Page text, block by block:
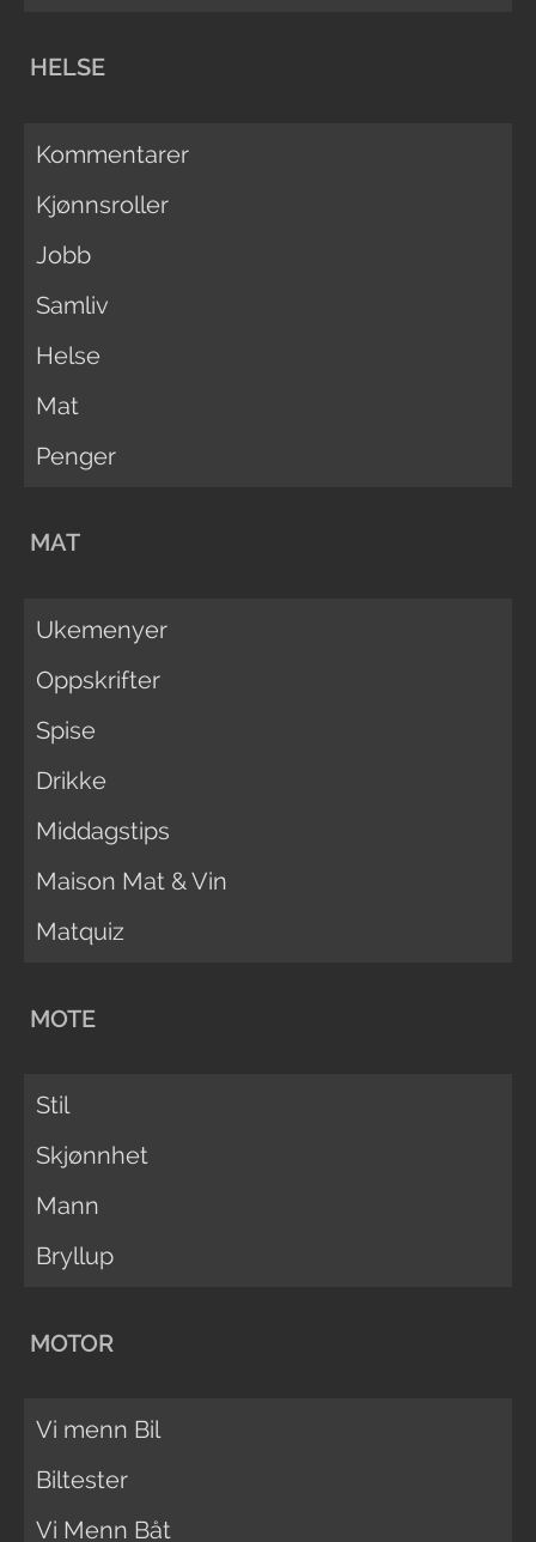
HELSE
Kommentarer
Kjønnsroller
Jobb
Samliv
Helse
Mat
Penger
MAT
Ukemenyer
Oppskrifter
Spise
Drikke
Middagstips
Maison Mat & Vin
Matquiz
MOTE
Stil
Skjønnhet
Mann
Bryllup
MOTOR
Vi menn Bil
Biltester
Vi Menn Båt